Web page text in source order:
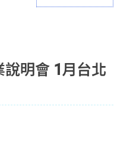
明會 1月台北